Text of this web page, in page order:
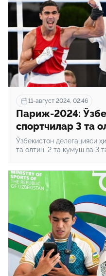
11-август 2024, 02:46
Париж-2024:
спортчилар 3 та
медални қўлга
Ўзбекистон делегацияси
та олтин, 2 та кумуш ва 3